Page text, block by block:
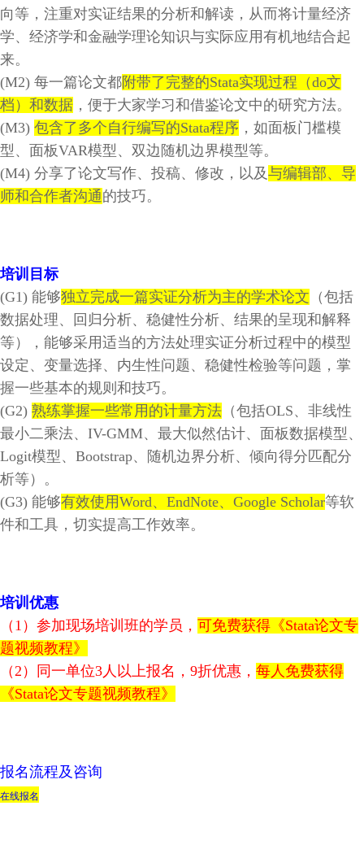
向等，注重对实证结果的分析和解读，从而将计量经济
学、经济学和金融学理论知识与实际应用有机地结合起
来。
(M2) 每一篇论文都附带了完整的Stata实现过程（do文
档）和数据 ，便于大家学习和借鉴论文中的研究方法。
(M3) 包含了多个自行编写的Stata程序 ，如面板门槛模
型、面板VAR模型、双边随机边界模型等。
(M4) 分享了论文写作、投稿、修改，以及与编辑部、导
师和合作者沟通的技巧。
培训目标
(G1) 能够独立完成一篇实证分析为主的学术论文 （包括
数据处理、回归分析、稳健性分析、结果的呈现和解释
等）， 能够采用适当的方法处理实证分析过程中的模型
设定、变量选择、内生性问题、稳健性检验等问题，掌
握一些基本的规则和技巧。
(G2) 熟练掌握一些常用的计量方法 （包括OLS、非线性
最小二乘法、 IV-GMM、最大似然估计、面板数据模型、
Logit模型、 Bootstrap、随机边界分析、倾向得分匹配分
析等）。
(G3) 能够有效使用Word、 EndNote、 Google Scholar等软
件和工具，切实提高工作效率。
培训优惠
（ 1 ）参加现场培训班的学员， 可免费获得 《Stata论文专
题视频教程》
（ 2 ）同一单位3 人以上报名， 9折优惠， 每人免费获得
《Stata论文专题视频教程》
报名流程及咨询
在线报名